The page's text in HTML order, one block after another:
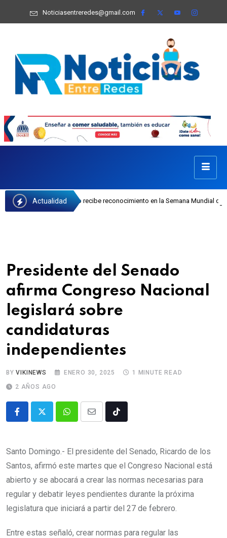
Noticiasentreredes@gmail.com
Actualidad
Castillo recibe reconocimiento en la Semana Mundial de la Lactancia
Presidente del Senado
afirma Congreso Nacional
legislará sobre
candidaturas
independientes
BYVIKINEWS ENERO 30, 2025
1 MINUTE READ
2 AÑOS AGO
Santo Domingo.- El presidente del Senado, Ricardo de los
Santos, afirmó este martes que el Congreso Nacional está
abierto y se abocará a crear las normas necesarias para
regular y debatir leyes pendientes durante la próxima
legislatura que iniciará a partir del 27 de febrero.
Entre estas señaló, crear normas para regular las